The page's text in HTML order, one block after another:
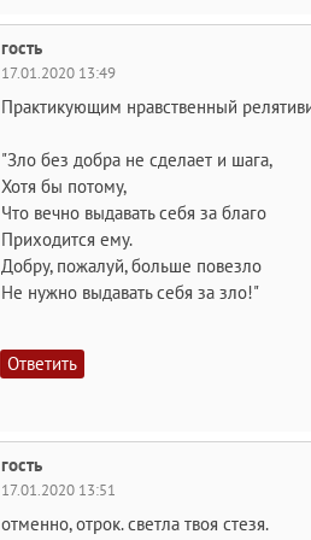
гость
17.01.2020 13:49
Практикующим нравственный
"Зло без добра не сделает и шага,
Хотя бы потому,
Что вечно выдавать себя за благо
Приходится ему.
Добру, пожалуй, больше повезло
Не нужно выдавать себя за зло!"
Ответить
гость
17.01.2020 13:51
отменно, отрок. светла твоя стезя.